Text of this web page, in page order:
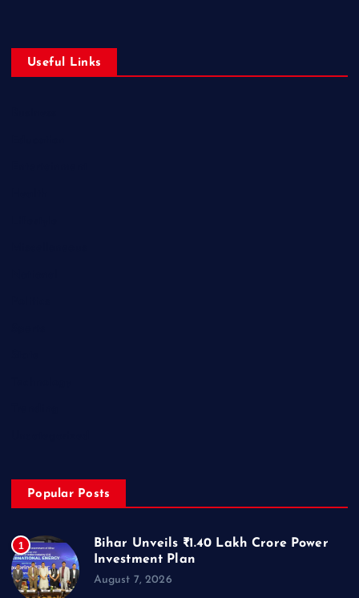
Useful Links
Popular Posts
1
Bihar Unveils ₹1.40 Lakh Crore Power
Investment Plan
August 7, 2026